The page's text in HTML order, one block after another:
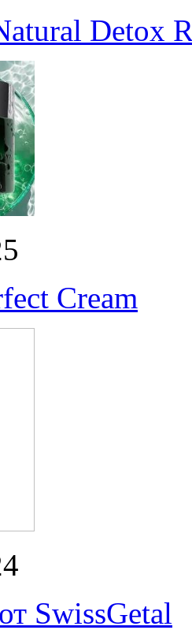
Detox
Cream
SwissGetal